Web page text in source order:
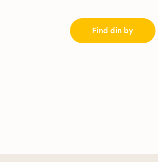
Find din by